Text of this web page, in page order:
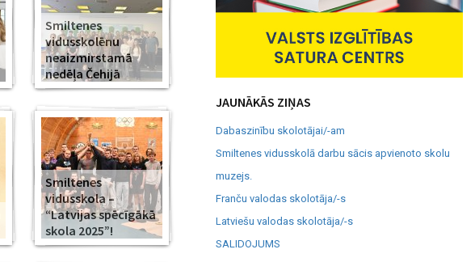
Smiltenes
vidusskolēnu
neaizmirstamā
nedēļa Čehijā
Smiltenes
vidusskola –
“Latvijas spēcīgākā
skola 2025”!
JAUNĀKĀS ZIŅAS
Dabaszinību skolotājai/-am
Smiltenes vidusskolā darbu sācis apvienoto skolu
muzejs.
Franču valodas skolotāja/-s
Latviešu valodas skolotāja/-s
SALIDOJUMS